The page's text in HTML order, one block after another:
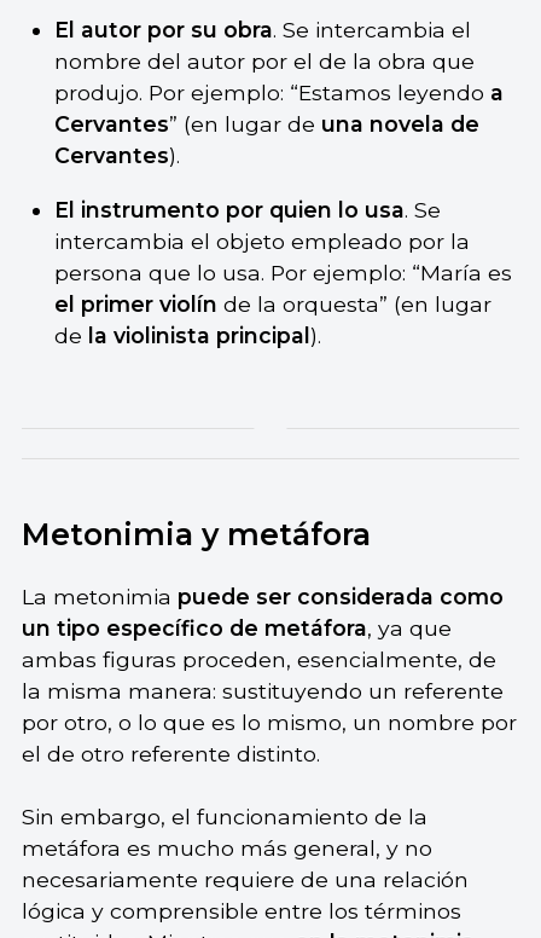
El autor por su obra. Se intercambia el
nombre del autor por el de la obra que
produjo. Por ejemplo: “Estamos leyendo a
Cervantes” (en lugar de una novela de
Cervantes).
El instrumento por quien lo usa. Se
intercambia el objeto empleado por la
persona que lo usa. Por ejemplo: “María es
el primer violín de la orquesta” (en lugar
de la violinista principal ).
Metonimia y metáfora
La metonimia puede ser considerada como
un tipo específico de metáfora, ya que
ambas figuras proceden, esencialmente, de
la misma manera: sustituyendo un referente
por otro, o lo que es lo mismo, un nombre por
el de otro referente distinto.
Sin embargo, el funcionamiento de la
metáfora es mucho más general, y no
necesariamente requiere de una relación
lógica y comprensible entre los términos